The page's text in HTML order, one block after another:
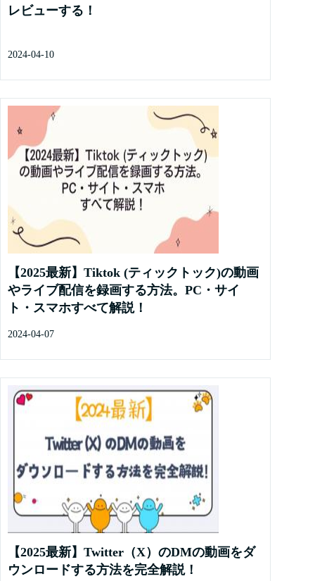
レビューする！
2024-04-10
【2025最新】Tiktok (ティックトック)の動画
やライブ配信を録画する方法。PC・サイ
ト・スマホすべて解説！
2024-04-07
【2025最新】Twitter（X）のDMの動画をダ
ウンロードする方法を完全解説！